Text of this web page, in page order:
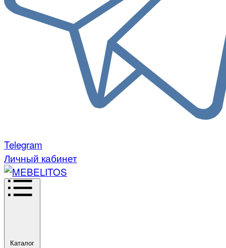
Telegram
Личный кабинет
Каталог